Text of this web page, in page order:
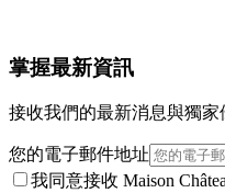
掌握最新資訊
接收我們的最新消息與獨家
您的電子郵件地址
我同意接收 Maison